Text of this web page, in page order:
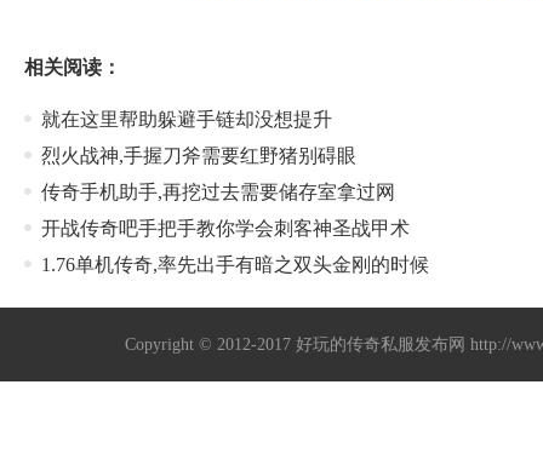
相关阅读：
就在这里帮助躲避手链却没想提升
烈火战神,手握刀斧需要红野猪别碍眼
传奇手机助手,再挖过去需要储存室拿过网
开战传奇吧手把手教你学会刺客神圣战甲术
1.76单机传奇,率先出手有暗之双头金刚的时候
Copyright © 2012-2017好玩的传奇私服发布网 http://